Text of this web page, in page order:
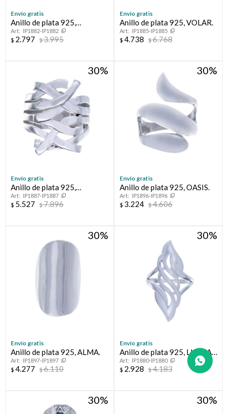
Envío gratis
Anillo de plata 925,
ESPERANZA.
IP1882-IP1882
$ 2.797 $3.995
Envío gratis
Anillo de plata 925, VOLAR.
IP1885-IP1885
$ 4.738 $6.768
30
Envío gratis
Anillo de plata 925,
CAMINOS.
IP1887-IP1887
$ 5.527 $7.896
30
Envío gratis
Anillo de plata 925, OASIS.
IP1896-IP1896
$ 3.224 $4.606
30
Envío gratis
Anillo de plata 925, ALMA.
IP1897-IP1897
$ 4.277 $6.110
30
Envío gratis
Anillo de plata 925, LLAMA
DE FUEGO:
IP1880-IP1880
$ 2.928 $4.183
30 30